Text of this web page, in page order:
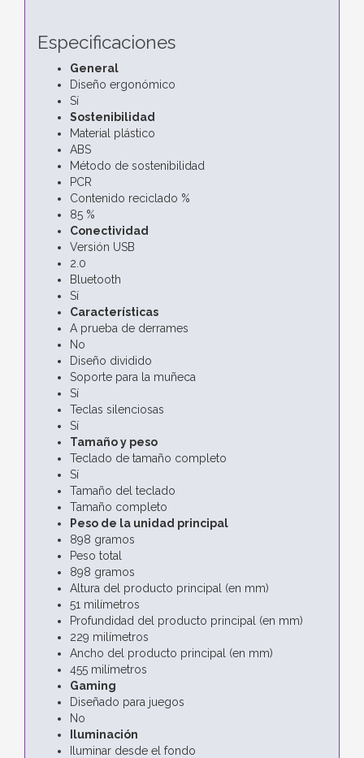
Especificaciones
General
Diseño ergonómico
Sí
Sostenibilidad
Material plástico
ABS
Método de sostenibilidad
PCR
Contenido reciclado %
85 %
Conectividad
Versión USB
2.0
Bluetooth
Sí
Características
A prueba de derrames
No
Diseño dividido
Soporte para la muñeca
Sí
Teclas silenciosas
Sí
Tamaño y peso
Teclado de tamaño completo
Sí
Tamaño del teclado
Tamaño completo
Peso de la unidad principal
898 gramos
Peso total
898 gramos
Altura del producto principal (en mm)
51 milímetros
Profundidad del producto principal (en mm)
229 milímetros
Ancho del producto principal (en mm)
455 milímetros
Gaming
Diseñado para juegos
No
Iluminación
Iluminar desde el fondo